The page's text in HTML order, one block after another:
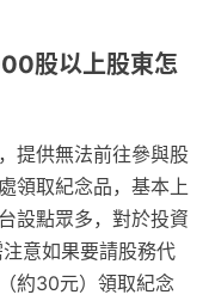
股以上股東怎
提供無法前往參與股
領取紀念品，基本上
設點眾多，對於投資
意如果要請股務代
約30元）領取紀念